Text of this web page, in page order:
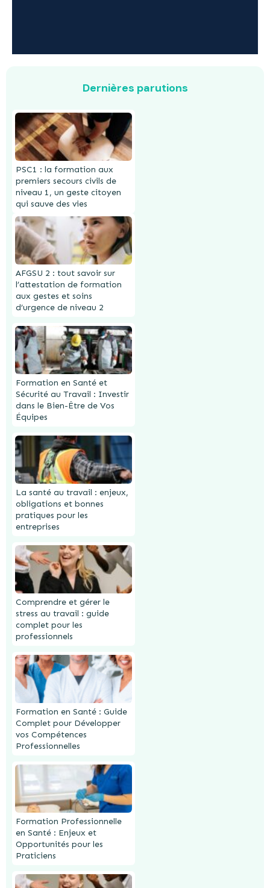
Dernières parutions
PSC1 : la formation aux
premiers secours civils de
niveau 1, un geste citoyen
qui sauve des vies
AFGSU 2 : tout savoir sur
l’attestation de formation
aux gestes et soins
d’urgence de niveau 2
Formation en Santé et
Sécurité au Travail : Investir
dans le Bien-Être de Vos
Équipes
La santé au travail : enjeux,
obligations et bonnes
pratiques pour les
entreprises
Comprendre et gérer le
stress au travail : guide
complet pour les
professionnels
Formation en Santé : Guide
Complet pour Développer
vos Compétences
Professionnelles
Formation Professionnelle
en Santé : Enjeux et
Opportunités pour les
Praticiens